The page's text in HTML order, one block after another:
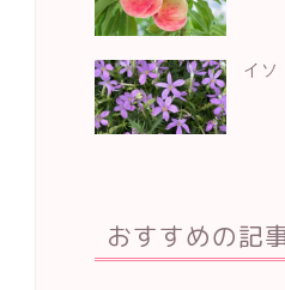
イソ
おすすめの記